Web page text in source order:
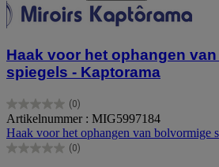
Haak voor het ophangen
spiegels - Kaptorama
(0)
0.0
van
de
5
Artikelnummer : MIG5997184
Haak voor het ophangen van bolvormige
(0)
0.0